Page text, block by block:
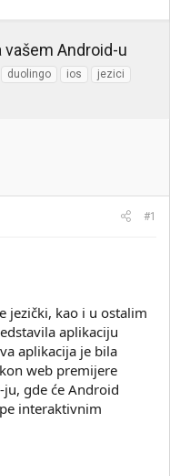
vašem Android-u
duolingo ios
jezici
#1
jezički, kao i u ostalim
aplikaciju
aplikacija je bila
web premijere
gde će Android
interaktivnim